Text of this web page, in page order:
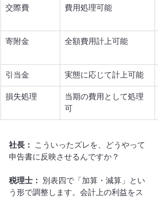
交際費 費用処理可能
寄附金 全額費用計上可能
引当金 実態に応じて計上可能
損失処理
当期の費用として処理
可
社長：
こういったズレを、どうやって
申告書に反映させるんですか？
税理士：
別表四で「加算・減算」とい
う形で調整します。会計上の利益をス